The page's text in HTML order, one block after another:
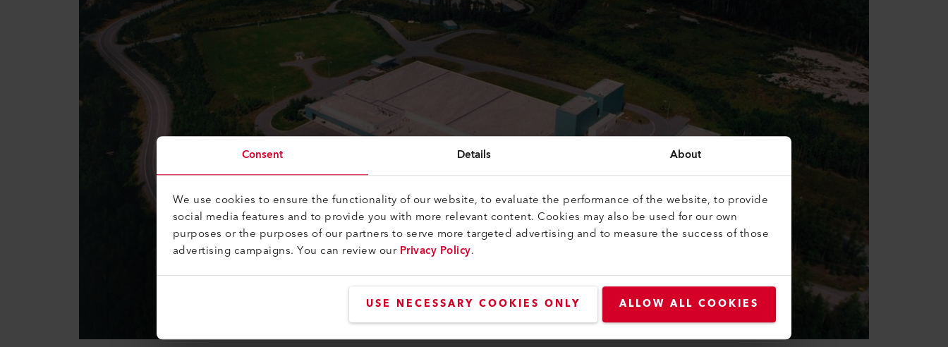
Consent Details About
We use cookies to ensure the functionality of our website, to evaluate the performance of the website, to provide
social media features and to provide you with more relevant content. Cookies may also be used for our own
purposes or the purposes of our partners to serve more targeted advertising and to measure the success of those
advertising campaigns. You can review ourPrivacy Policy.
USE NECESSARY COOKIES ONLY ALLOW ALL COOKIES